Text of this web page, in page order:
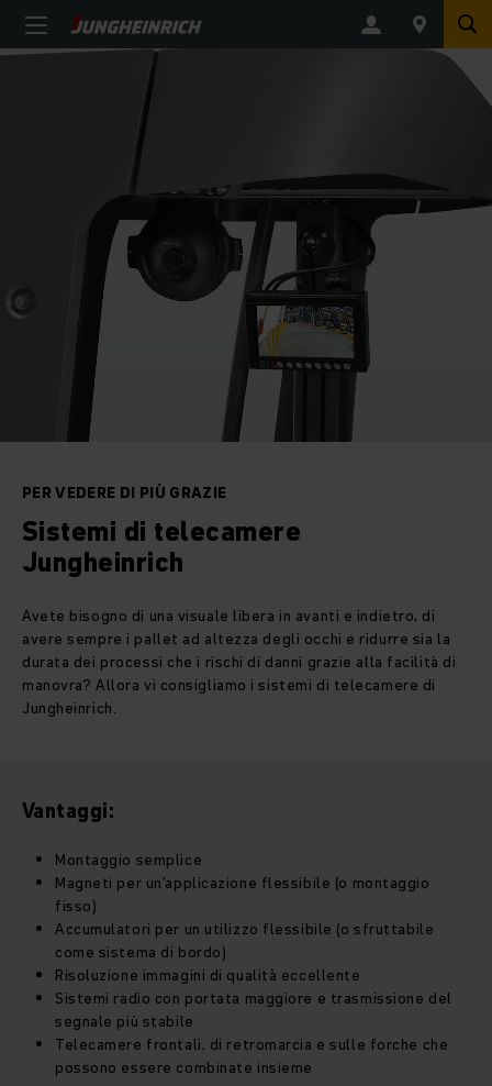
PER VEDERE DI PIÙ GRAZIE
Sistemi di telecamere
Jungheinrich
Avete bisogno di una visuale libera in avanti e indietro, di
avere sempre i pallet ad altezza degli occhi e ridurre sia la
durata dei processi che i rischi di danni grazie alla facilità di
manovra? Allora vi consigliamo i sistemi di telecamere di
Jungheinrich.
Vantaggi:
Montaggio semplice
Magneti per un’applicazione flessibile (o montaggio
fisso)
Accumulatori per un utilizzo flessibile (o sfruttabile
come sistema di bordo)
Risoluzione immagini di qualità eccellente
Sistemi radio con portata maggiore e trasmissione del
segnale più stabile
Telecamere frontali, di retromarcia e sulle forche che
possono essere combinate insieme